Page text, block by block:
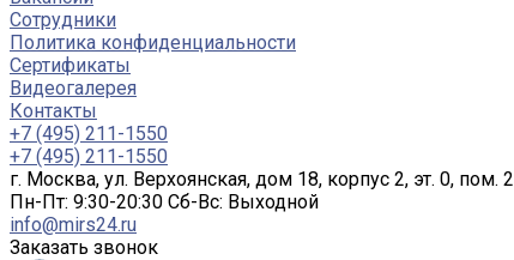
Сотрудники
Политика конфиденциальности
Сертификаты
Видеогалерея
Контакты
+7 (495) 211-1550
+7 (495) 211-1550
г. Москва, ул. Верхоянская, дом 18, корпус 2, эт. 0, пом. 2
Пн-Пт: 9:30-20:30 Cб-Вс: Выходной
info@mirs24.ru
Заказать звонок